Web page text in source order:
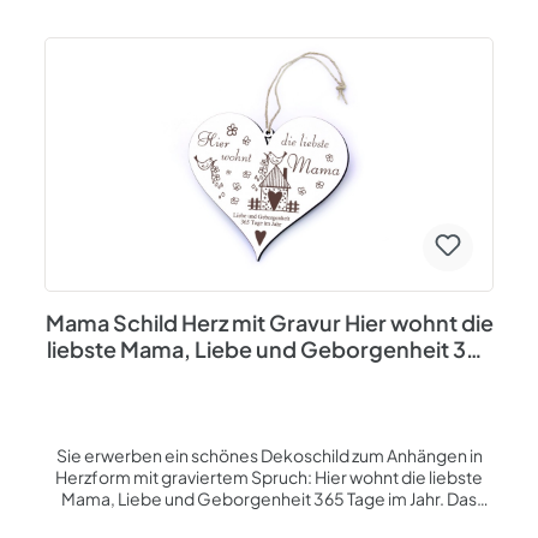
unsere Teelichthalter in allen Räumlichkeiten z.B. im
Wohnzimmer, Schlafzimmer, Flur, Gästezimmer und
Küche. Einsetzbar als Tischdeko, oder Dekoration auf
dem Regal oder auf der Anbauwand. Bitte beachten Sie,
das Teelicht nicht unbeaufsichtigt brennen zu lassen.
DETAILS: Der Teelichthalter ist aus Holz (HDF) gefertigt, ist
ca. 11 cm x 10 cm x 10 cm (B x T x H) groß und wiegt etwa 110
g. Er ist zweiteilig und muss nach Erhalt nur noch
zusammengesteckt werden. Die Lieferung erfolgt ohne
Teelicht. Entworfen und hergestellt in unserer Firma auf
Insel Usedom an der Ostsee. Spezifikationen:
brauner Lasergravur Form: Herz Maße ca. 11 x 10 x 10 cm (B
x T x H)
Mama Schild Herz mit Gravur Hier wohnt die
liebste Mama, Liebe und Geborgenheit 365
Sie erwerben ein schönes Dekoschild zum Anhängen in
Herzform mit graviertem Spruch: Hier wohnt die liebste
Mama, Liebe und Geborgenheit 365 Tage im Jahr. Das